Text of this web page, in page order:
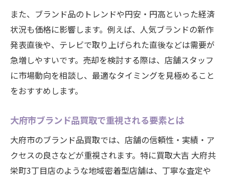
また、ブランド品のトレンドや円安・円高といった経済
状況も価格に影響します。例えば、人気ブランドの新作
発表直後や、テレビで取り上げられた直後などは需要が
急増しやすいです。売却を検討する際は、店舗スタッフ
に市場動向を相談し、最適なタイミングを見極めること
をおすすめします。
大府市ブランド品買取で重視される要素とは
大府市のブランド品買取では、店舗の信頼性・実績・ア
クセスの良さなどが重視されます。特に買取大吉 大府共
栄町3丁目店のような地域密着型店舗は、丁寧な査定や